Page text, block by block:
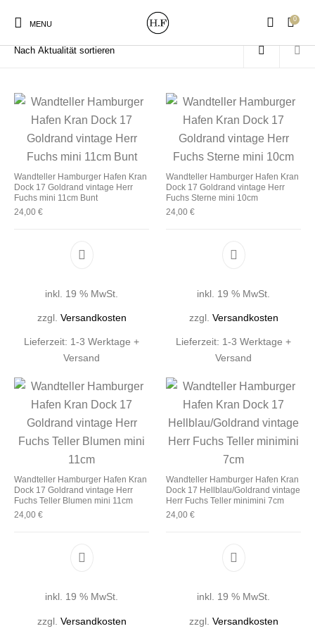
MENU
0
New Products On Sale! Wandteller Geschirrtücher
Gutscheine Magneten
Mützen / Beanies und
Patches
Start / Produkte verschlagwortet mit „Dock 11“
Wandteller Hamburger Hafen Kran
Dock 17 Goldrand vintage Herr
Fuchs mini 11cm Bunt
24,00 €
inkl. 19 % MwSt.
zzgl. Versandkosten
Lieferzeit: 1-3 Werktage +
Versand
Wandteller Hamburger Hafen Kran
Dock 17 Goldrand vintage Herr
Fuchs Sterne mini 10cm
24,00 €
inkl. 19 % MwSt.
zzgl. Versandkosten
Lieferzeit: 1-3 Werktage +
Versand
Wandteller Hamburger Hafen Kran
Dock 17 Goldrand vintage Herr
Fuchs Teller Blumen mini 11cm
24,00 €
inkl. 19 % MwSt.
zzgl. Versandkosten
Wandteller Hamburger Hafen Kran
Dock 17 Hellblau/Goldrand vintage
Herr Fuchs Teller minimini 7cm
24,00 €
inkl. 19 % MwSt.
zzgl. Versandkosten